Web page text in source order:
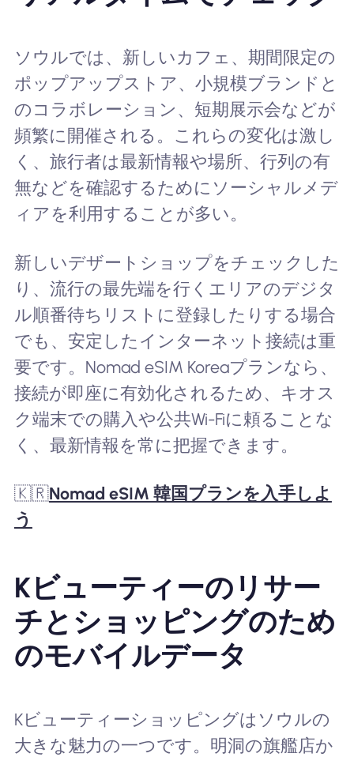
ソウルでは、新しいカフェ、期間限定の
ポップアップストア、小規模ブランドと
のコラボレーション、短期展示会などが
頻繁に開催される。これらの変化は激し
く、旅行者は最新情報や場所、行列の有
無などを確認するためにソーシャルメデ
ィアを利用することが多い。
新しいデザートショップをチェックした
り、流行の最先端を行くエリアのデジタ
ル順番待ちリストに登録したりする場合
でも、安定したインターネット接続は重
要です。Nomad eSIM Koreaプランなら、
接続が即座に有効化されるため、キオス
ク端末での購入や公共Wi-Fiに頼ることな
く、最新情報を常に把握できます。
🇰🇷Nomad eSIM 韓国プランを入手しよ
う
Kビューティーのリサー
チとショッピングのため
のモバイルデータ
Kビューティーショッピングはソウルの
大きな魅力の一つです。明洞の旗艦店か